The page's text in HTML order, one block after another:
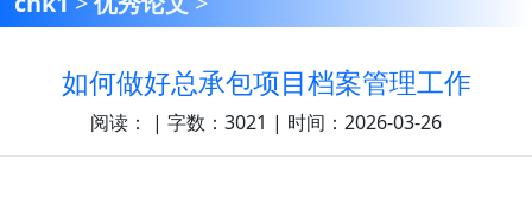
如何做好总承包项目档案管理工作
阅读： | 字数：3021 | 时间：2026-03-26